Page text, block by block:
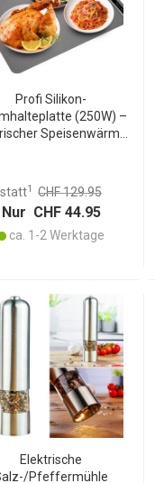
Profi Silikon-
(250W) –
Speisenwärmer
Display, rollbar,
statt1 CHF 129.95
Nur CHF 44.95
ca. 1-2 Werktage
Elektrische
Pfeffermühle